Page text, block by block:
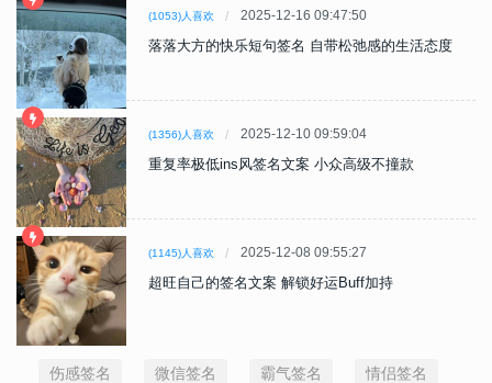
(1053)人喜欢 2025-12-16 09:47:50
落落大方的快乐短句签名 自带松弛感的生活态度
(1356)人喜欢 2025-12-10 09:59:04
重复率极低ins风签名文案 小众高级不撞款
(1145)人喜欢 2025-12-08 09:55:27
超旺自己的签名文案 解锁好运Buff加持
伤感签名 微信签名 霸气签名
情侣签名